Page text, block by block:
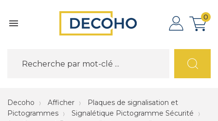

0
Decoho Afficher
Plaques de signalisation et
Pictogrammes
Signalétique Pictogramme Sécurité